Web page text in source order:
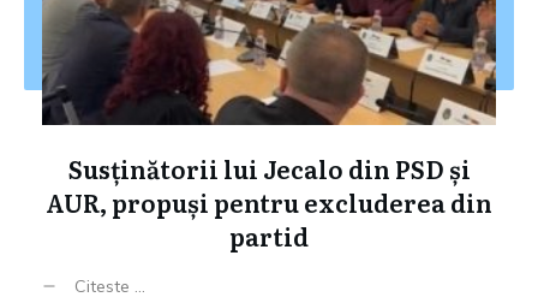
Susținătorii lui Jecalo din PSD și
AUR, propuși pentru excluderea din
partid
Citeste ...